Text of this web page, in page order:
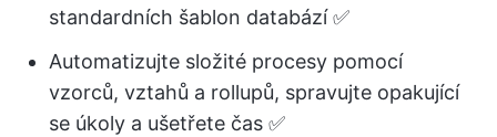
standardních šablon databází ✅
Automatizujte složité procesy pomocí
vzorců, vztahů a rollupů, spravujte opakující
se úkoly a ušetřete čas ✅